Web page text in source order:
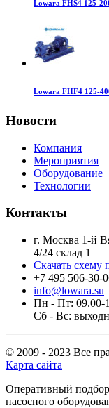
Lowara FHS4 125-
Lowara FHF4 125-
Новости
Компания
Мероприятия
Оборудование
Технологии
Контакты
г. Москва 1-й
4/24 склад 1
Скачать схему
+7 495 506-30-
info@lowara.su
Пн - Пт: 09.00-
Сб - Вс:
© 2009 - 2023 Все
Карта сайта
Оперативный подбор
насосного